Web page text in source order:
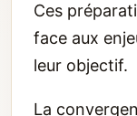
Ces
face aux
leur objectif.
La